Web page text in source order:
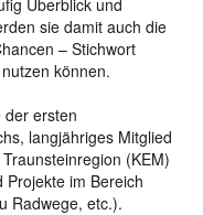
Überblick und
sie damit auch die
– Stichwort
können.
der ersten
langjähriges Mitglied
(KEM)
im Bereich
Radwege, etc.).